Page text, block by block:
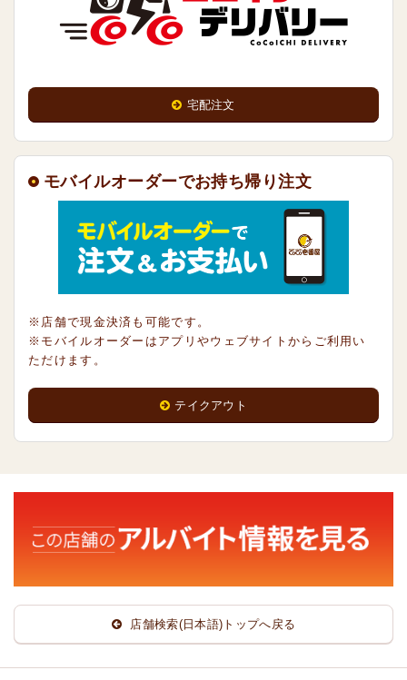
宅配注文
モバイルオーダーでお持ち帰り注文
※店舗で現金決済も可能です。
※モバイルオーダーはアプリやウェブサイトからご利用い
ただけます。
テイクアウト
店舗検索(日本語)トップへ戻る